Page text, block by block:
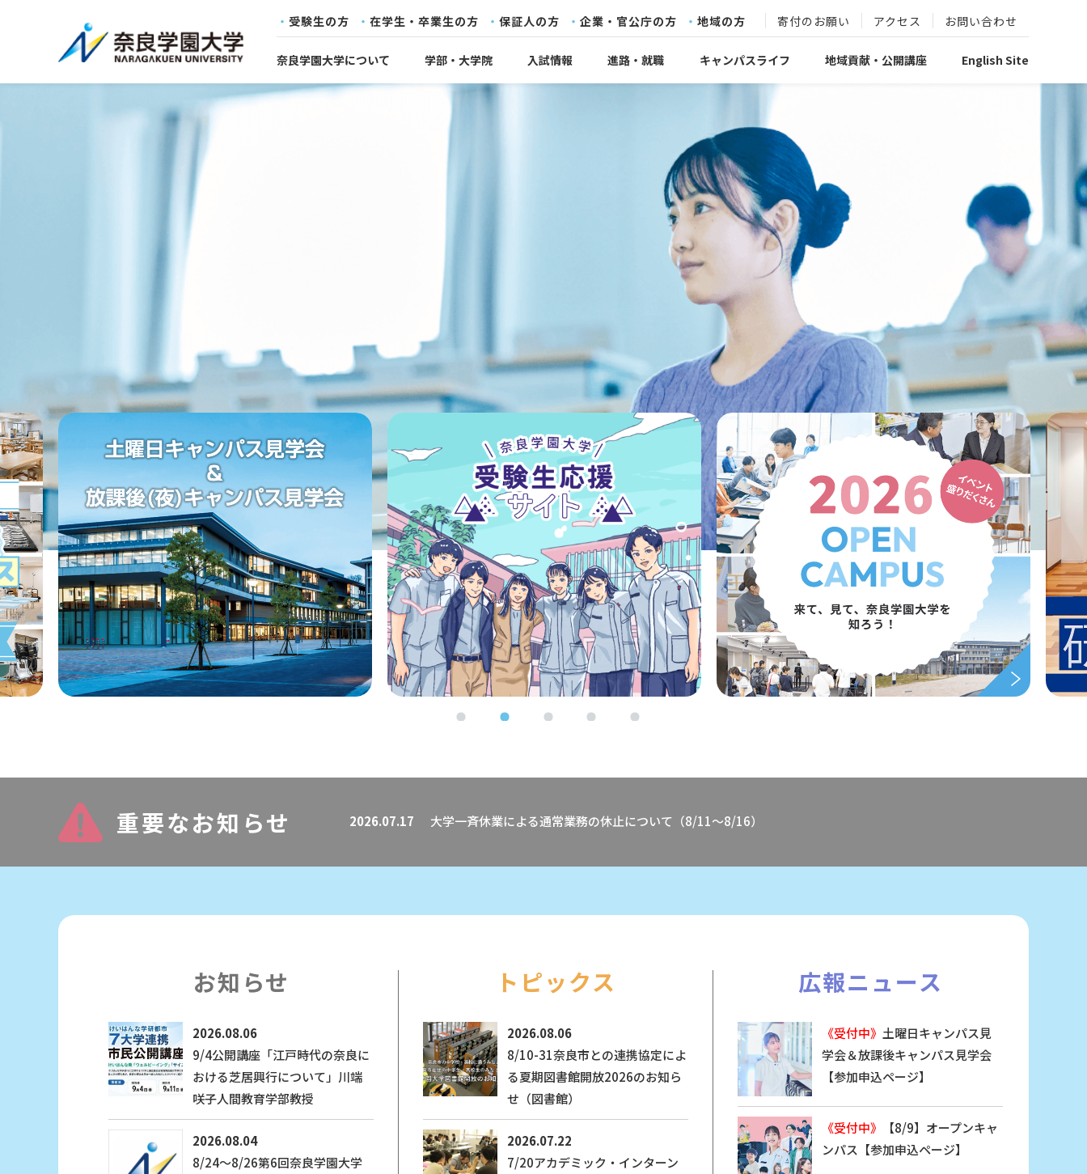
受験生の方 在学生・卒業生の方 保証人の方 企業・官公庁の方 地域の方 寄付のお願い アクセス お問い合わせ
奈良学園大学について 学部・大学院 入試情報 進路・就職 キャンパスライフ 地域貢献・公開講座 English Site
重要なお知らせ 2026.07.17 大学一斉休業による通常業務の休止について（8/11～8/16）
お知らせ
2026.08.06
9/4公開講座「江戸時代の奈良に
おける芝居興行について」川端
咲子人間教育学部教授
2026.08.04
8/24〜8/26第6回奈良学園大学
トピックス
2026.08.06
8/10-31奈良市との連携協定によ
る夏期図書館開放2026のお知ら
せ（図書館）
2026.07.22
7/20アカデミック・インターン
広報ニュース
《受付中》 土曜日キャンパス見
学会＆放課後キャンパス見学会
【参加申込ページ】
《受付中》
【8/9】オープンキャ
ンパス【参加申込ページ】